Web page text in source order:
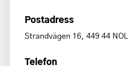
Postadress
Strandvägen 16, 449 44 NOL
Telefon